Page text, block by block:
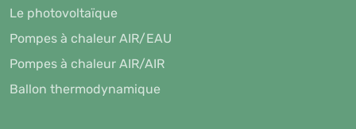
Le photovoltaïque
Pompes à chaleur AIR/EAU
Pompes à chaleur AIR/AIR
Ballon thermodynamique